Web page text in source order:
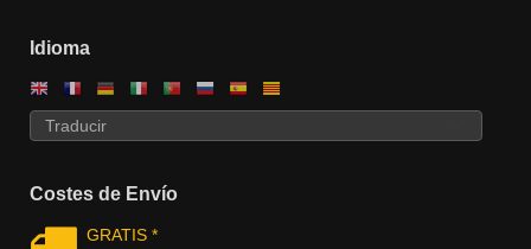
Idioma
Costes de Envío
GRATIS *